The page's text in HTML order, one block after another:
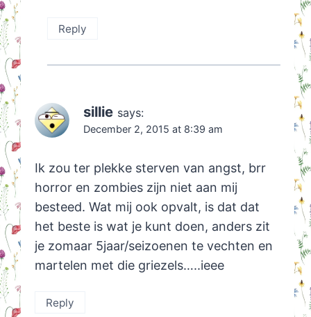
Reply
sillie says:
December 2, 2015 at 8:39 am
Ik zou ter plekke sterven van angst, brr
horror en zombies zijn niet aan mij
besteed. Wat mij ook opvalt, is dat dat
het beste is wat je kunt doen, anders zit
je zomaar 5jaar/seizoenen te vechten en
martelen met die griezels…..ieee
Reply